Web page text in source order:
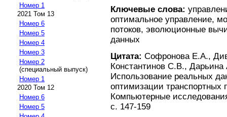
Номер 1
2021 Том 13
Номер 6
Номер 5
Номер 4
Номер 3
Номер 2
(специальный выпуск)
Номер 1
2020 Том 12
Номер 6
Номер 5
Ключевые слова:
оптимальное управление,
потоков, эволюционные
данных
Цитата: Софронова Е.А.,
Константинов С.В.,
Использование реальных
оптимизации транспортных
Компьютерные
с. 147-159